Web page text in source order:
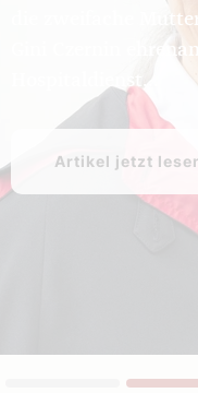
die zweifache
Gini Czernin
Artikel jetzt